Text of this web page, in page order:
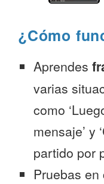
¿Cómo
Aprendes
varias
como
mensaje’ y
partido por
Pruebas